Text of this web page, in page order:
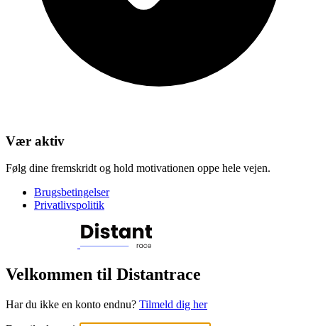
Vær aktiv
Følg dine fremskridt og hold motivationen oppe hele vejen.
Brugsbetingelser
Privatlivspolitik
Velkommen til Distantrace
Har du ikke en konto endnu? Tilmeld dig her